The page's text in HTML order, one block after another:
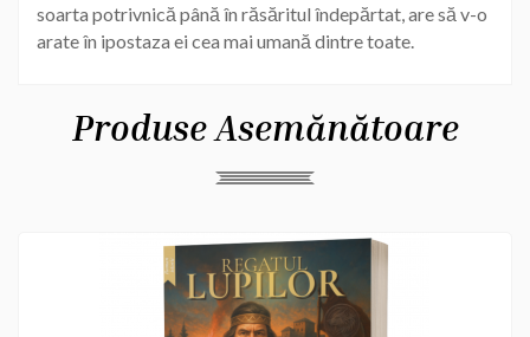
soarta potrivnică până în răsăritul îndepărtat, are să v-o
arate în ipostaza ei cea mai umană dintre toate.
Produse Asemănătoare